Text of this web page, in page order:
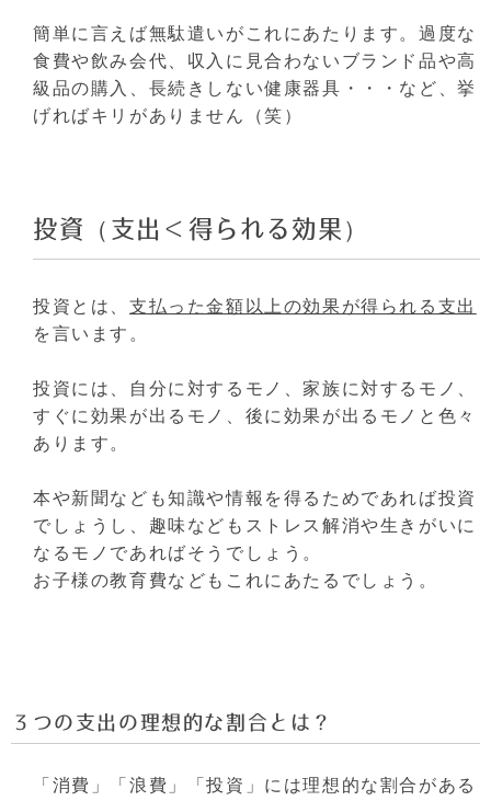
簡単に言えば無駄遣いがこれにあたります。過度な
食費や飲み会代、収入に見合わないブランド品や高
級品の購入、長続きしない健康器具・・・など、挙
げればキリがありません（笑）
投資（支出＜得られる効果）
投資とは、 支払った金額以上の効果が得られる支出
を言います。
投資には、自分に対するモノ、家族に対するモノ、
すぐに効果が出るモノ、後に効果が出るモノと色々
あります。
本や新聞なども知識や情報を得るためであれば投資
でしょうし、趣味などもストレス解消や生きがいに
なるモノであればそうでしょう。
お子様の教育費などもこれにあたるでしょう。
３つの支出の理想的な割合とは？
「消費」「浪費」「投資」には理想的な割合がある